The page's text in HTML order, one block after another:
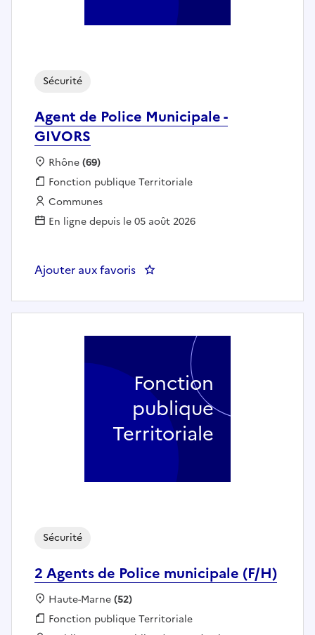
Agent de Police Municipale -
GIVORS
Sécurité
Localisation :
Rhône(69)
Fonction publique :
Fonction publique Territoriale
Employeur :
Communes
En ligne depuis le 05 août 2026
Ajouter aux favoris : Agent de Police Municipale -
2 Agents de Police municipale (F/H)
Sécurité
Localisation :
Haute-Marne(52)
Fonction publique :
Fonction publique Territoriale
Fonction
publique
Territoriale